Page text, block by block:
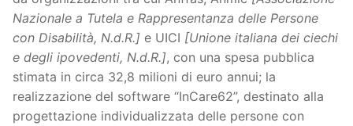
Nazionale a Tutela e Rappresentanza delle Persone
con Disabilità, N.d.R.] e UICI [Unione italiana dei ciechi
e degli ipovedenti, N.d.R.], con una spesa pubblica
stimata in circa 32,8 milioni di euro annui; la
realizzazione del software “InCare62”, destinato alla
progettazione individualizzata delle persone con